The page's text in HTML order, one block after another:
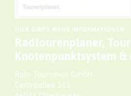
HIER GIBT'S MEHR INFORMATIONEN
Radtourenplaner,
Knotenpunktsystem &
Ruhr Tourismus GmbH
Centroallee 261